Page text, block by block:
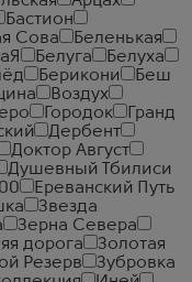
Бастион
Сова
Беленькая
Белуга
Белуха
Берикони
Беш
Воздух
Городок
Гранд
Дербент
Доктор Август
Душевный Тбилиси
Ереванский Путь
Звезда
Зерна Севера
дорога
Золотая
Резерв
Зубровка